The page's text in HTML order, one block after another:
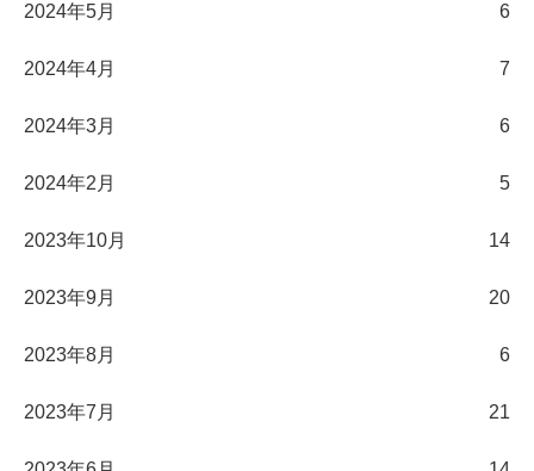
2024年5月 6
2024年4月 7
2024年3月 6
2024年2月 5
2023年10月 14
2023年9月 20
2023年8月 6
2023年7月 21